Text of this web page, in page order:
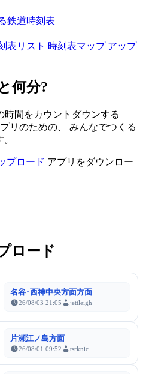
鉄道時刻表
表リスト 時刻表マップ アップ
何分?
時間をカウントダウンする
リのための、 みんなでつくる
プロード アプリをダウンロー
ロード
名谷･西神中央方面方面
26/08/03 21:05 jettleigh
片瀬江ノ島方面
26/08/01 09:52 tsrknic